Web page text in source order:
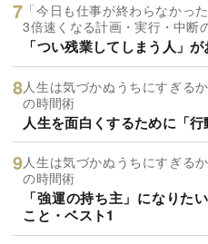
「今日も仕事が終わらなか
3倍速くなる計画・実行・中断
「つい残業してしまう人」
人生は気づかぬうちにすぎる
の時間術
人生を面白くするために「
人生は気づかぬうちにすぎる
の時間術
「強運の持ち主」になりた
こと・ベスト1